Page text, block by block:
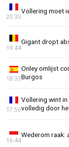
Vollering moet
20:33
Gigant dropt
19:44
Onley omlijst
Burgos
18:33
Vollering wint
volledig door
17:56
Wederom
16:44